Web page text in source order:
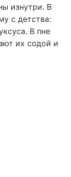
изнутри. В
с детства:
В пне
их содой и